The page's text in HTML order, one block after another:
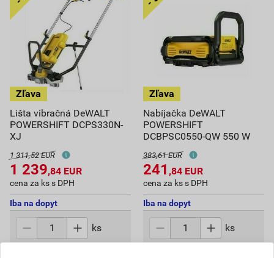
Lišta vibračná DeWALT
POWERSHIFT DCPS330N-
XJ
1 311,52 EUR
1 239,84 EUR
cena za ks s DPH
Iba na dopyt
ks
Nabíjačka DeWALT
POWERSHIFT
DCBPSC0550-QW 550 W
383,61 EUR
241 ,84 EUR
cena za ks s DPH
Iba na dopyt
ks